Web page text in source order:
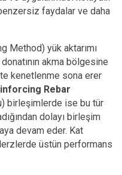
faydalar ve daha
Method) yük aktarımı
akma bölgesine
kenetlenme sona erer
Rebar
birleşimlerde ise bu tür
dolayı birleşim
devam eder. Kat
üstün performans